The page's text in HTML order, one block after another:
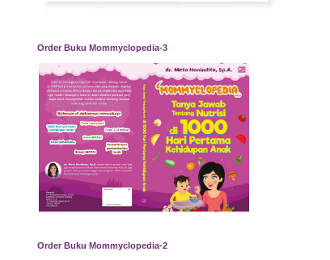
Order Buku Mommyclopedia-3
Order Buku Mommyclopedia-2